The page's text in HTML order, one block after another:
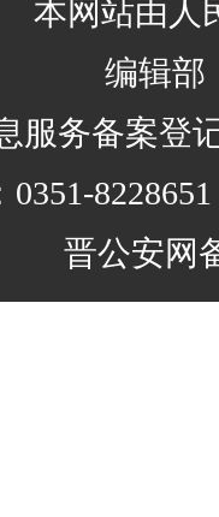
本网站由人
编辑部
服务备案登
0351-
晋公安网